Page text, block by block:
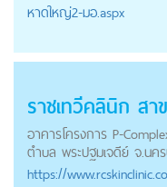
หาดใหญ่2-มอ.aspx
ราชเทวีคลินิก สา
อาคารโครงการ P-
ตำบล พระปฐมเจดีย์ จ.นค
https://